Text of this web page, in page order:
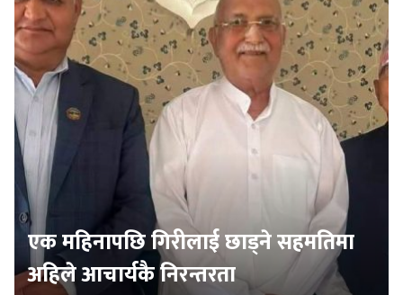
एक महिनापछि गिरीलाई छाड्ने सहमतिमा
अहिले आचार्यकै निरन्तरता